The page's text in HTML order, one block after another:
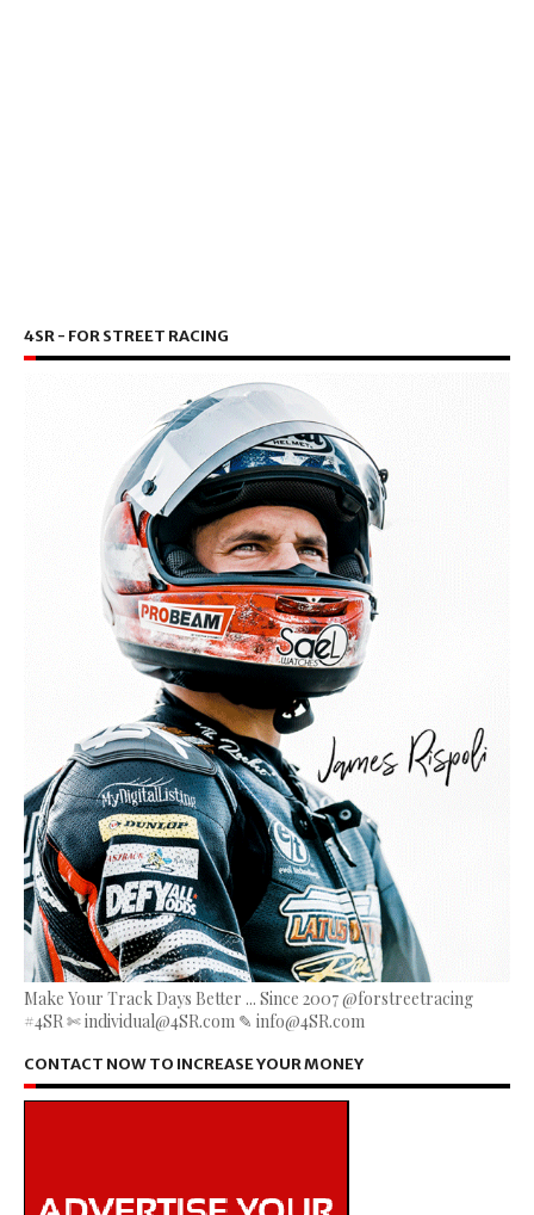
4SR - FOR STREET RACING
Make Your Track Days Better ... Since 2007 @forstreetracing
#4SR ✄ individual@4SR.com ✎ info@4SR.com
CONTACT NOW TO INCREASE YOUR MONEY